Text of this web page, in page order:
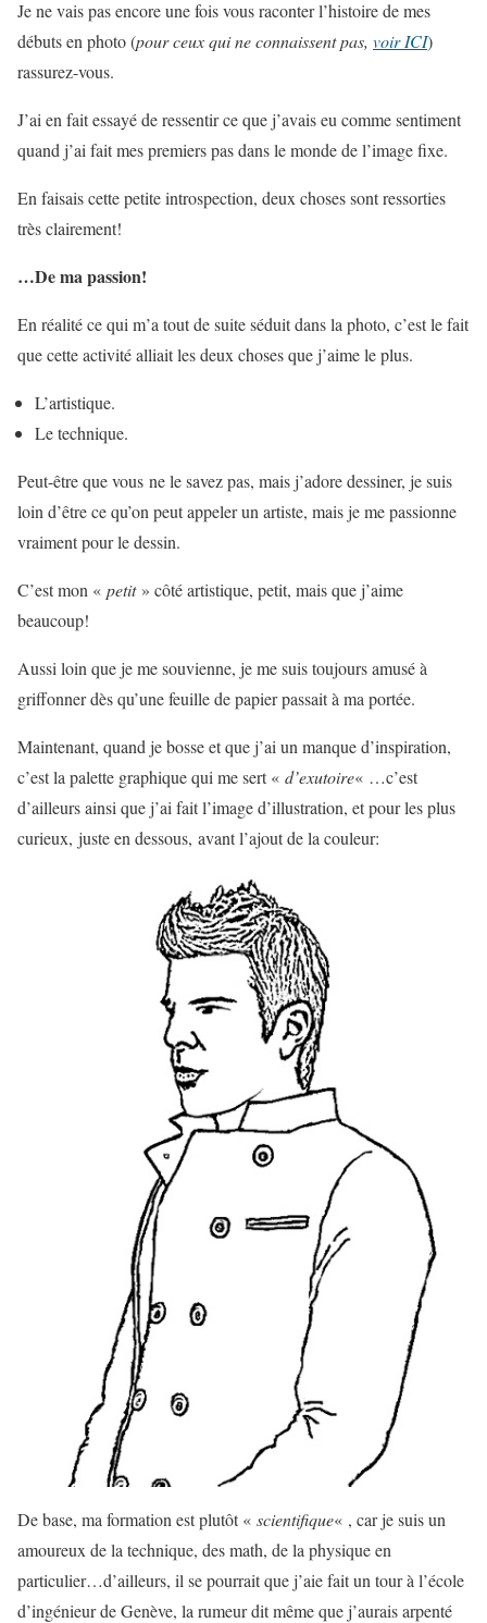
Je ne vais pas encore une fois vous raconter l’histoire de mes
débuts en photo (pour ceux qui ne connaissent pas, voir ICI)
rassurez-vous.
J’ai en fait essayé de ressentir ce que j’avais eu comme sentiment
quand j’ai fait mes premiers pas dans le monde de l’image fixe.
En faisais cette petite introspection, deux choses sont ressorties
très clairement!
…De ma passion!
En réalité ce qui m’a tout de suite séduit dans la photo, c’est le fait
que cette activité alliait les deux choses que j’aime le plus.
L’artistique.
Le technique.
Peut-être que vous ne le savez pas, mais j’adore dessiner, je suis
loin d’être ce qu’on peut appeler un artiste, mais je me passionne
vraiment pour le dessin.
C’est mon « petit» côté artistique, petit, mais que j’aime
beaucoup!
Aussi loin que je me souvienne, je me suis toujours amusé à
griffonner dès qu’une feuille de papier passait à ma portée.
Maintenant, quand je bosse et que j’ai un manque d’inspiration,
c’est la palette graphique qui me sert « d’exutoire« …c’est
d’ailleurs ainsi que j’ai fait l’image d’illustration, et pour les plus
curieux, juste en dessous, avant l’ajout de la couleur:
De base, ma formation est plutôt « scientifique« , car je suis un
amoureux de la technique, des math, de la physique en
particulier…d’ailleurs, il se pourrait que j’aie fait un tour à l’école
d’ingénieur de Genève, la rumeur dit même que j’aurais arpenté